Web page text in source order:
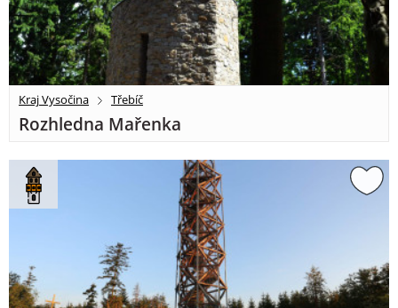
Kraj Vysočina Třebíč
Rozhledna Mařenka